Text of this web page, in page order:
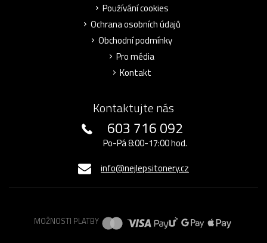
Používání cookies
Ochrana osobních údajů
Obchodní podmínky
Pro média
Kontakt
Kontaktujte nás
603 716 092
Po-Pá 8:00-17:00 hod.
info@nejlepsitonery.cz
MOŽNOSTI PLATBY